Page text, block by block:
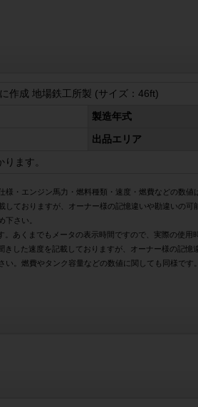
作成 地場鉄工所製 (サイズ：46ft)
製造年式
出品エリア
ます。
・エンジン馬力・燃料種類・速度・燃費などの数値
ておりますが、オーナー様の記憶違いや勘違いの
下さい。
あくまでもメータの表示時間ですので、実際の使用
した速度を記載しておりますが、オーナー様の記憶
。燃費やタンク容量などの数値に関しても同様です。